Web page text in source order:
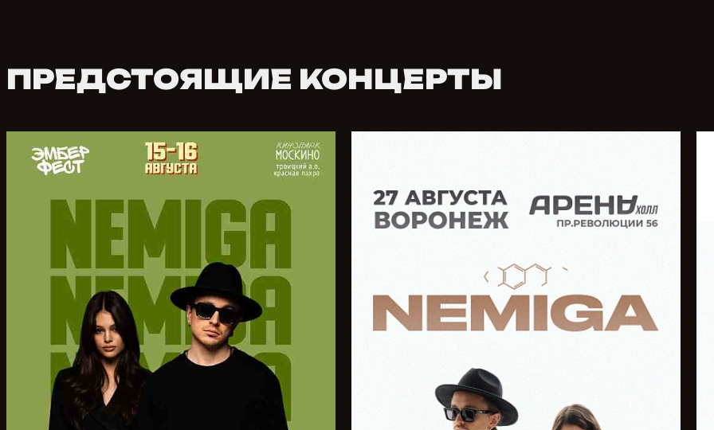
ПРЕДСТОЯЩИЕ КОНЦЕРТЫ